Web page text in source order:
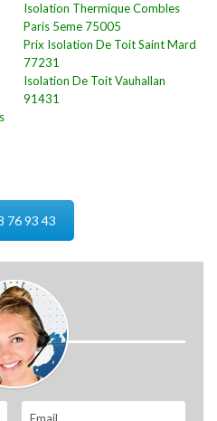
Isolation Thermique Combles
Paris 5eme 75005
Prix Isolation De Toit Saint Mard
77231
Isolation De Toit Vauhallan
91431
76 93 43